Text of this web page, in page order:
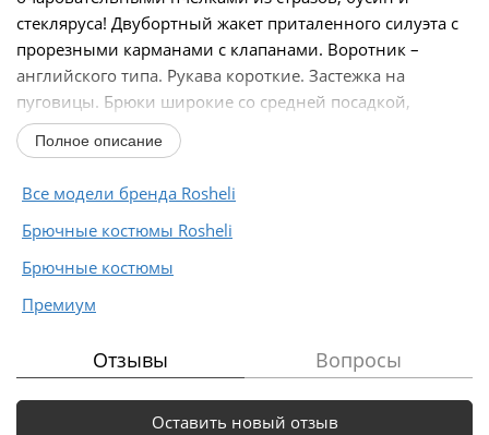
стекляруса! Двубортный жакет приталенного силуэта с
прорезными карманами с клапанами. Воротник –
английского типа. Рукава короткие. Застежка на
пуговицы. Брюки широкие со средней посадкой,
карманами,...
Полное описание
Все модели бренда Rosheli
Брючные костюмы Rosheli
Брючные костюмы
Премиум
Отзывы Вопросы
Оставить новый отзыв